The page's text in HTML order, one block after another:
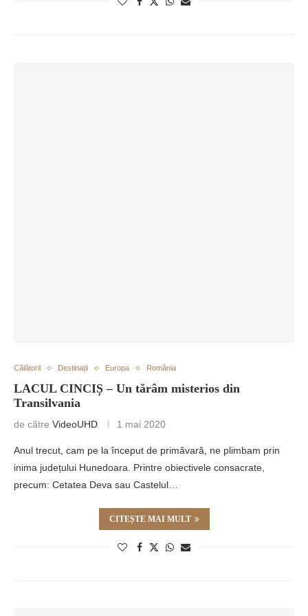
Călătorii Destinații Europa România
LACUL CINCIȘ – Un tărâm misterios din
Transilvania
de către VideoUHD 1 mai 2020
Anul trecut, cam pe la început de primăvară, ne plimbam prin
inima județului Hunedoara. Printre obiectivele consacrate,
precum: Cetatea Deva sau Castelul…
CITEȘTE MAI MULT